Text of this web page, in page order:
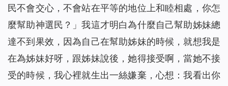
民不會交心，不會站在平等的地位上和睦相處，你怎
麼幫助神選民？」我這才明白為什麼自己幫助姊妹總
達不到果效，因為自己在幫助姊妹的時候，就想我是
在為姊妹好呀，跟姊妹說後，她得接受啊，當她不接
受的時候，我心裡就生出一絲嫌棄，心想：我看出你